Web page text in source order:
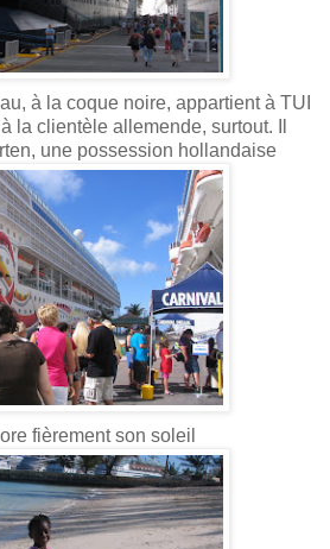
à la coque noire, appartient à TUI
la clientèle allemende, surtout. Il
une possession hollandaise
fièrement son soleil